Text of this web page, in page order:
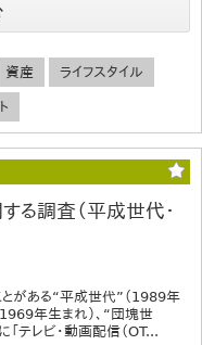
資産 ライフスタイル
る調査（平成世代・
とがある“平成世代”（1989年
年生まれ）、“団塊世
テレビ・動画配信（OT...